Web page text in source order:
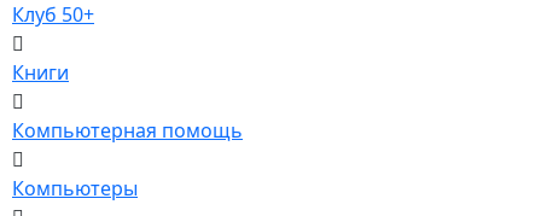
Клуб 50+
Книги
Компьютерная помощь
Компьютеры